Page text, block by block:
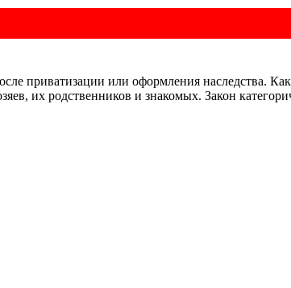
приватизации или оформления наследства.
их родственников и знакомых. Закон